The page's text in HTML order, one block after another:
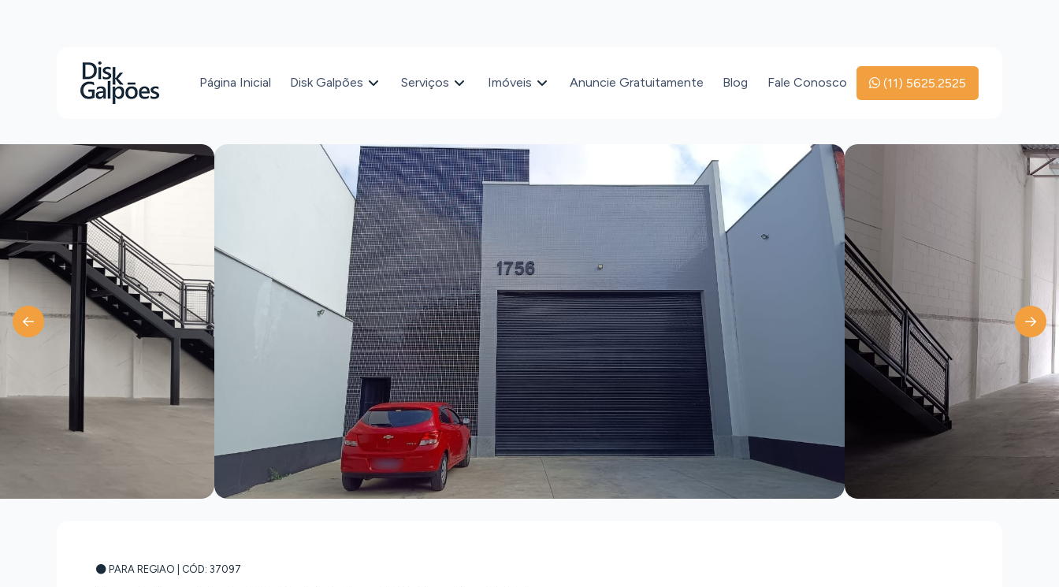
Página Inicial Disk Galpões Serviços Imóveis Anuncie Gratuitamente Blog Fale Conosco (11) 5625.2525
PARA REGIAO | CÓD: 37097